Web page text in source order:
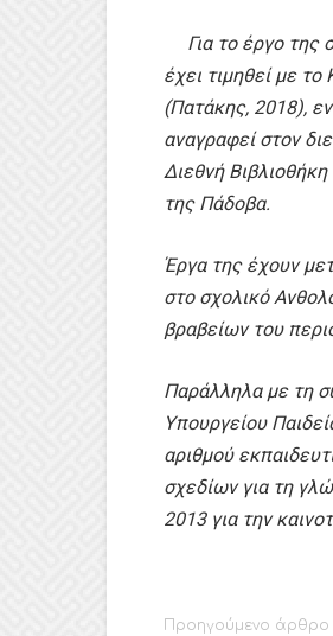
Για το έργο της
έχει τιμηθεί με
(Πατάκης, 2018),
αναγραφεί στον
Διεθνή
της Πάδοβα.
Έργα της έχουν
στο σχολικό
βραβείων του
Παράλληλα με τη
Υπουργείου
αριθμού
σχεδίων για τη
2013 για την
Προηγούμενο άρθρο